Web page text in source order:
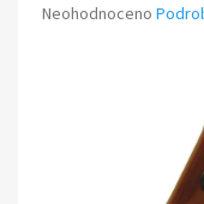
Průměrné
Neohodnoceno